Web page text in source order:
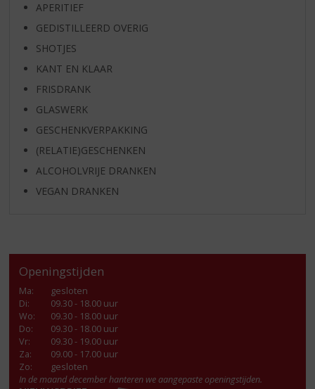
APERITIEF
GEDISTILLEERD OVERIG
SHOTJES
KANT EN KLAAR
FRISDRANK
GLASWERK
GESCHENKVERPAKKING
(RELATIE)GESCHENKEN
ALCOHOLVRIJE DRANKEN
VEGAN DRANKEN
Openingstijden
Ma:
gesloten
Di:
09.30 - 18.00 uur
Wo:
09.30 - 18.00 uur
Do:
09.30 - 18.00 uur
Vr:
09.30 - 19.00 uur
Za:
09.00 - 17.00 uur
Zo:
gesloten
In de maand december hanteren we aangepaste openingstijden.